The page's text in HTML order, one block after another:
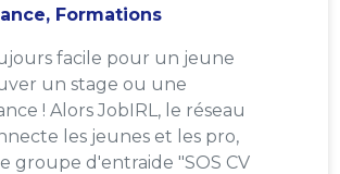
Formations
facile pour un jeune
un stage ou une
! Alors JobIRL, le réseau
les jeunes et les pro,
groupe d'entraide "SOS CV